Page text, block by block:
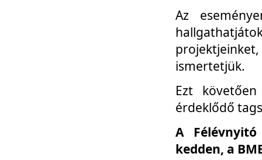
Az
ismertetjük.
Ezt
érdeklődő
A
kedden, a